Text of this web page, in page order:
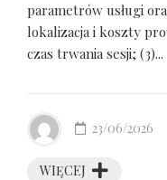
parametrów usługi
lokalizacja i koszty
czas trwania sesji; (3)...
WIĘCEJ
23/06/2026